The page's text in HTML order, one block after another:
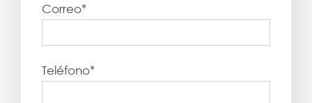
Correo*
Teléfono*